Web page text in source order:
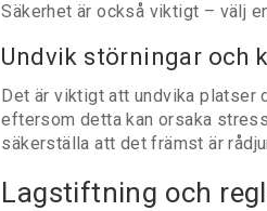
Säkerhet är också viktigt – välj
Undvik störningar och
Det är viktigt att undvika platser
eftersom detta kan orsaka
säkerställa att det främst är
Lagstiftning och